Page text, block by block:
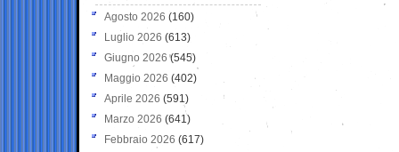
Agosto 2026 (160)
Luglio 2026 (613)
Giugno 2026 (545)
Maggio 2026 (402)
Aprile 2026 (591)
Marzo 2026 (641)
Febbraio 2026 (617)